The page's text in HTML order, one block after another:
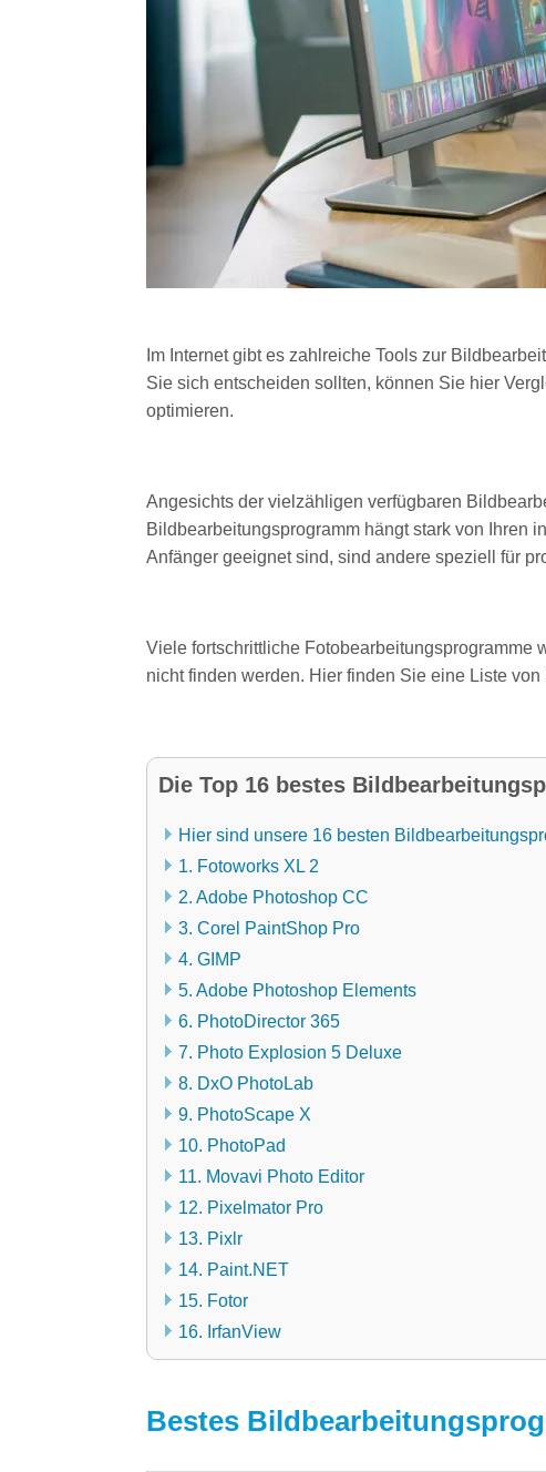
Im Internet gibt es zahlreiche Tools zur
Sie sich entscheiden sollten, können Sie hier
optimieren.
Angesichts der vielzähligen verfügbaren
Bildbearbeitungsprogramm hängt stark von Ihren
Anfänger geeignet sind, sind andere speziell für
Viele fortschrittliche Fotobearbeitungsprogramme
nicht finden werden. Hier finden Sie eine Liste
Die Top 16 bestes
Hier sind unsere 16 besten
1. Fotoworks XL 2
2. Adobe Photoshop CC
3. Corel PaintShop Pro
4. GIMP
5. Adobe Photoshop Elements
6. PhotoDirector 365
7. Photo Explosion 5 Deluxe
8. DxO PhotoLab
9. PhotoScape X
10. PhotoPad
11. Movavi Photo Editor
12. Pixelmator Pro
13. Pixlr
14. Paint.NET
15. Fotor
16. IrfanView
Bestes